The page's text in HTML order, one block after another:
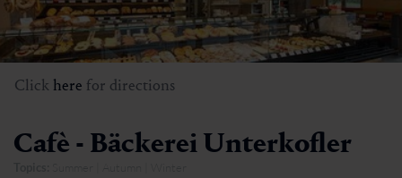
Click here for directions
Cafè - Bäckerei Unterkofler